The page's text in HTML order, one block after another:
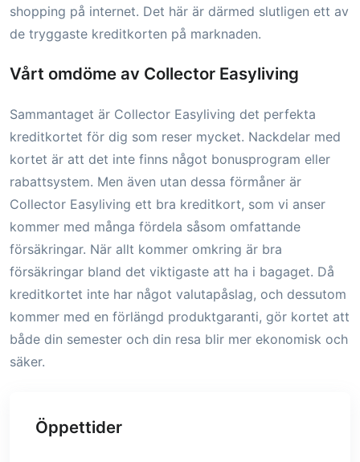
shopping på internet. Det här är därmed slutligen ett av
de tryggaste kreditkorten på marknaden.
Vårt omdöme av Collector Easyliving
Sammantaget är Collector Easyliving det perfekta
kreditkortet för dig som reser mycket. Nackdelar med
kortet är att det inte finns något bonusprogram eller
rabattsystem. Men även utan dessa förmåner är
Collector Easyliving ett bra kreditkort, som vi anser
kommer med många fördela såsom omfattande
försäkringar. När allt kommer omkring är bra
försäkringar bland det viktigaste att ha i bagaget. Då
kreditkortet inte har något valutapåslag, och dessutom
kommer med en förlängd produktgaranti, gör kortet att
både din semester och din resa blir mer ekonomisk och
säker.
Öppettider